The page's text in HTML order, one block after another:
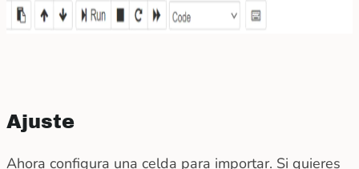
Ajuste
Ahora configura una celda para importar. Si quieres